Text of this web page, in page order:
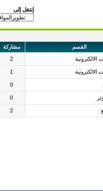
إنتقل إلى
القسم مشاركة
الالكترونية 2
الالكترونية 1
0
0
2